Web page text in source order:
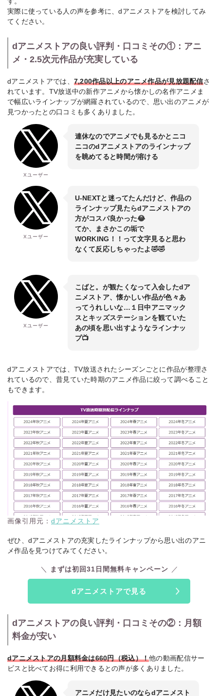
実際に使っている人の声を参考に、dアニメストアを検討してみ
てください。
dアニメストアの良い評判・口コミその①：アニ
メ・2.5次元作品が充実している
dアニメストアでは、 7,200作品以上のアニメ作品が見放題配信さ
れています。TV放送中の新作アニメから懐かしの名作アニメま
で幅広いラインナップが網羅されているので、思い出のアニメが
見つかったとの口コミも多くありました。
Xユーザー
連休なのでアニメでも見るかとニコ
ニコのdアニメストアのラインナップ
を眺めてると時間が溶ける
Xユーザー
U-NEXTと迷ってたんだけど、作品の
ラインナップ見たらdアニメストアの
方がコスパ良かった😂
てか、まさかこの垢で
WORKING！！って文字見ると思わ
なくて反応しちゃったよ🤣🤣
Xユーザー
こばと。が観たくなって入会したdア
ニメストア、懐かしい作品が色々あ
ってうれしいな…１日中アニマック
スとキッズステーションを観ていた
あの頃を思い出すようなラインナッ
プ📺
dアニメストアでは、TV放送されたシーズンごとに作品が整理さ
れているので、昔見ていた時期のアニメ作品に絞って調べること
もできます。
画像引用元： dアニメストア
ぜひ、dアニメストアの充実したラインナップから思い出のアニ
メ作品を見つけてみてください。
まずは初回31日間無料キャンペーン
dアニメストアで見る
dアニメストアの良い評判・口コミその②：月額
料金が安い
dアニメストアの月額料金は660円（税込）！他の動画配信サー
ビスと比べてお得に利用できるとの声が多くありました。
アニメだけ見たいのならdアニメスト